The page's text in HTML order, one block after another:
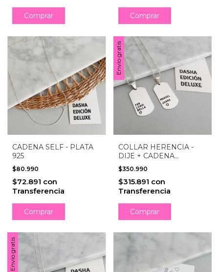
Comprar Comprar
CADENA SELF - PLATA
925
$80.990
$72.891 con
Transferencia
Comprar
Envío gratis
COLLAR HERENCIA -
DIJE + CADENA
ESLABÓN - PLATA 925
$350.990
$315.891 con
Transferencia
Comprar
Envío gratis